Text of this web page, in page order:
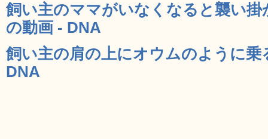
飼い主のママがいなくなると襲い
の動画 - DNA
飼い主の肩の上にオウムのように乗
DNA